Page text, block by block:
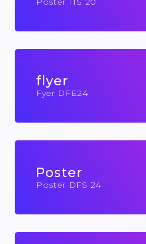
flyer
Fyer DFE24
Poster
Poster DFS 24